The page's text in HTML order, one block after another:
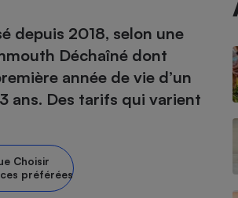
depuis 2018, selon une
Déchaîné dont
année de vie d’un
ans. Des tarifs qui varient
Choisir
préférées